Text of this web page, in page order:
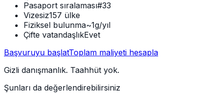
Pasaport sıralaması#33
Vizesiz157 ülke
Fiziksel bulunma~1g/yıl
Çifte vatandaşlıkEvet
Başvuruyu başlatToplam maliyeti hesapla
Gizli danışmanlık. Taahhüt yok.
Şunları da değerlendirebilirsiniz